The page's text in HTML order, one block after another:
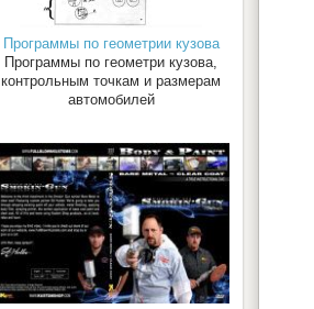
Программы по геометрии кузова
Программы по геометри кузова,
контрольным точкам и размерам
автомобилей